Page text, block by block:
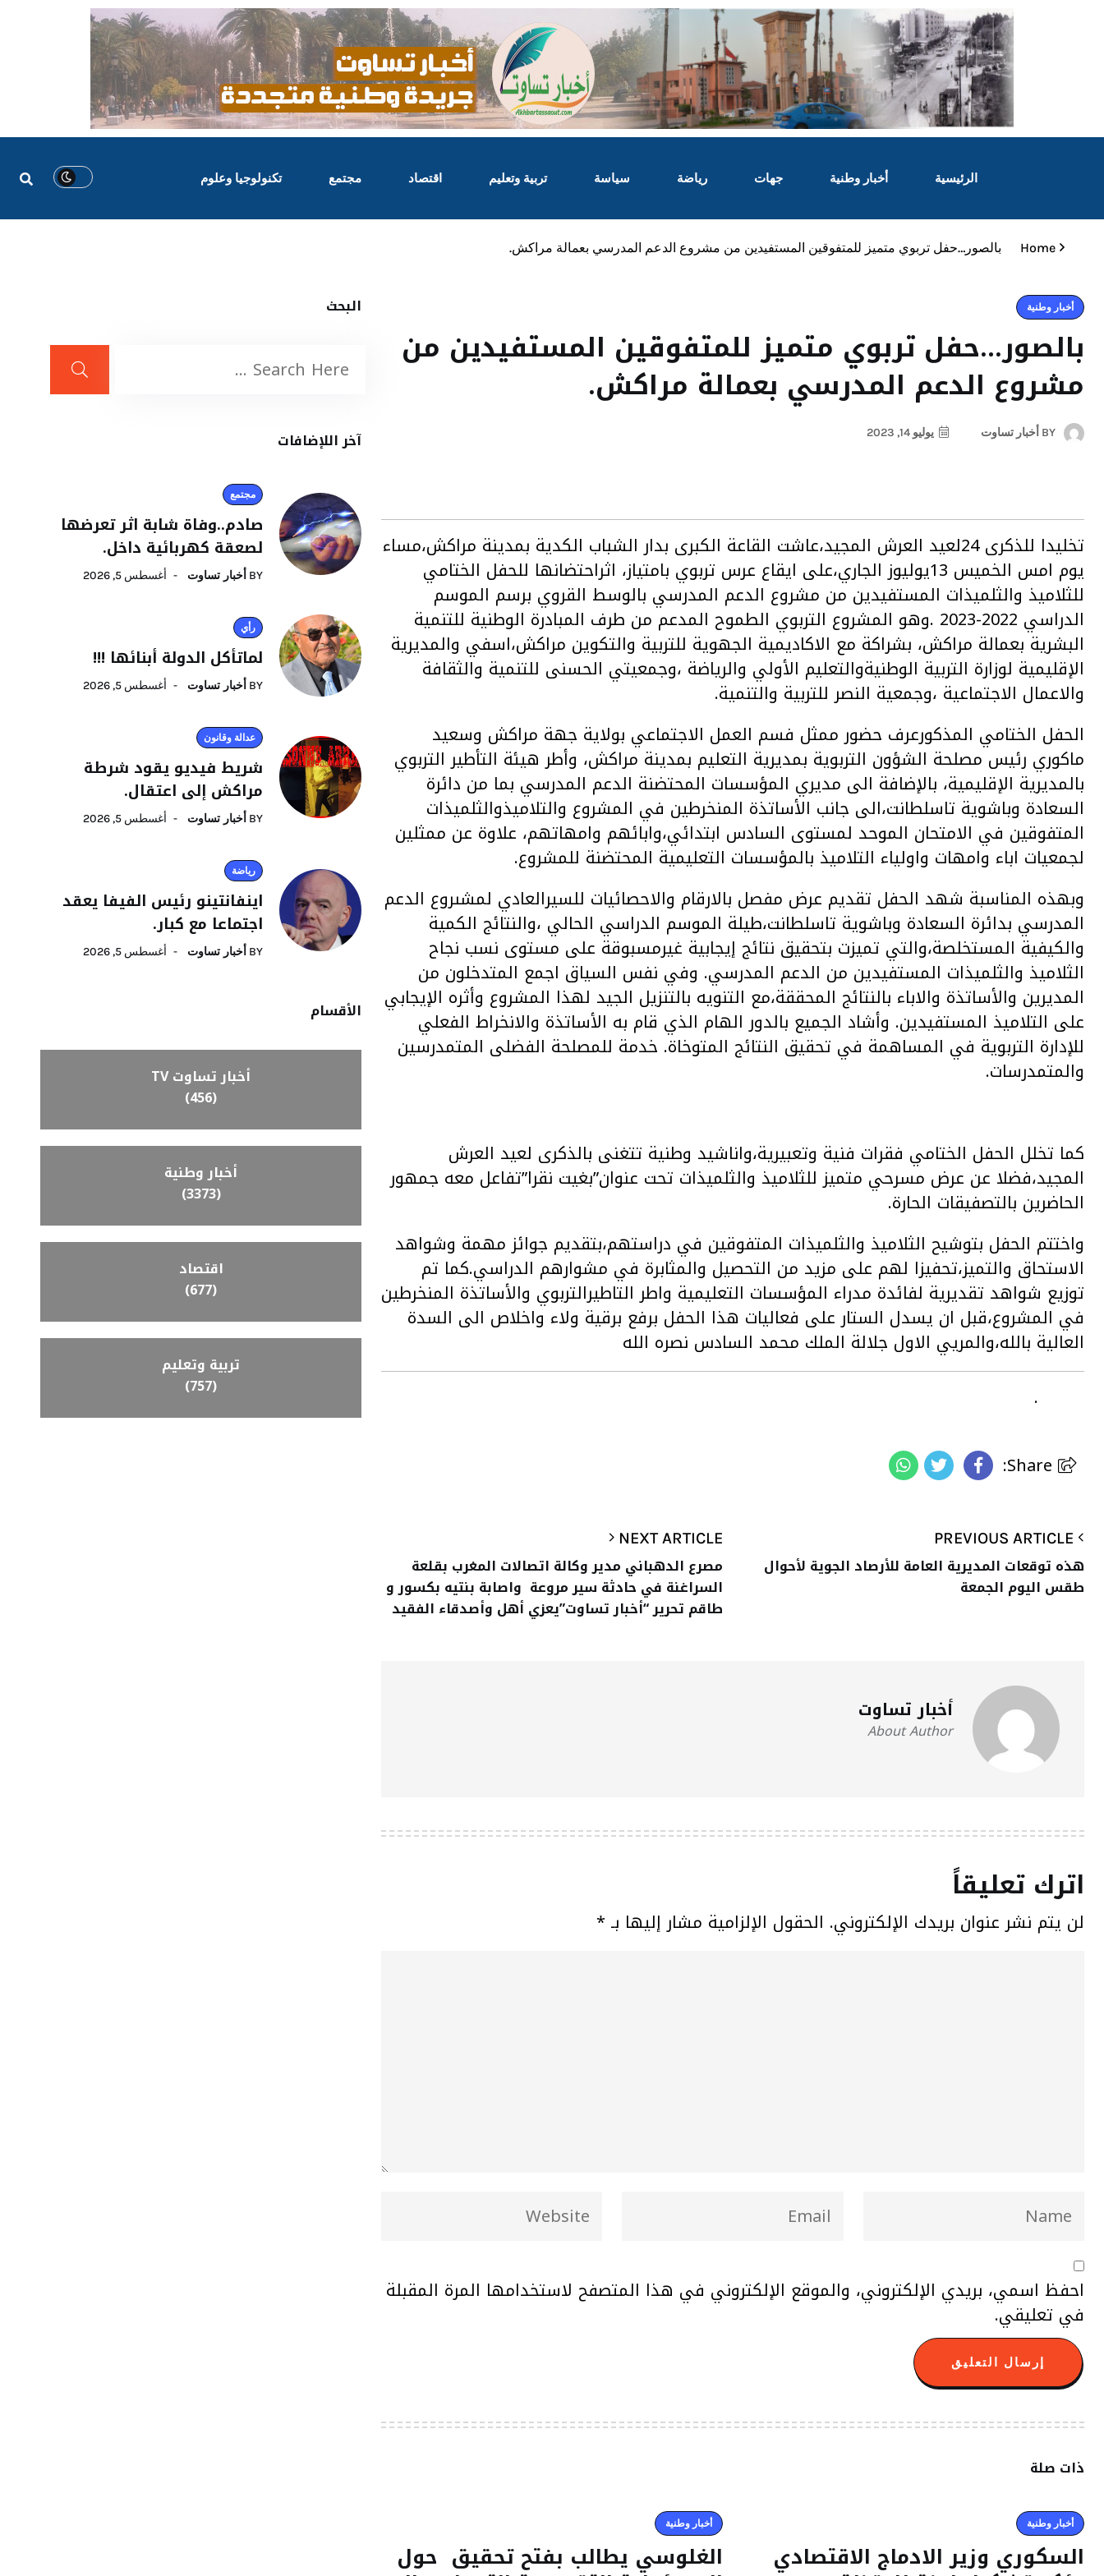
الرئيسية أخبار وطنية جهات رياضة سياسة تربية وتعليم اقتصاد مجتمع تكنولوجيا وعلوم
Home بالصور…حفل تربوي متميز للمتفوقين المستفيدين من مشروع الدعم المدرسي بعمالة مراكش.
أخبار وطنية
بالصور…حفل تربوي متميز للمتفوقين المستفيدين من
مشروع الدعم المدرسي بعمالة مراكش.
BY أخبار تساوت يوليو 14, 2023
تخليدا للذكرى 24لعيد العرش المجيد،عاشت القاعة الكبرى بدار الشباب الكدية بمدينة مراكش،مساء
يوم امس الخميس 13يوليوز الجاري،على ايقاع عرس تربوي بامتياز، اثراحتضانها للحفل الختامي
للثلاميذ والثلميذات المستفيدين من مشروع الدعم المدرسي بالوسط القروي برسم الموسم
الدراسي 2022-2023 .وهو المشروع التربوي الطموح المدعم من طرف المبادرة الوطنية للتنمية
البشرية بعمالة مراكش، بشراكة مع الاكاديمية الجهوية للتربية والتكوين مراكش،اسفي والمديرية
الإقليمية لوزارة التربية الوطنيةوالتعليم الأولي والرياضة ،وجمعيتي الحسنى للتنمية والثقافة
والاعمال الاجتماعية ،وجمعية النصر للتربية والتنمية.
الحفل الختامي المذكورعرف حضور ممثل فسم العمل الاجتماعي بولاية جهة مراكش وسعيد
ماكوري رئيس مصلحة الشؤون التربوية بمديرية التعليم بمدينة مراكش، وأطر هيئة التأطير التربوي
بالمديرية الإقليمية، بالإضافة الى مديري المؤسسات المحتضنة الدعم المدرسي بما من دائرة
السعادة وباشوية تاسلطانت،الى جانب الأساتذة المنخرطين في المشروع والتلاميذوالثلميذات
المتفوقين في الامتحان الموحد لمستوى السادس ابتدائي،وابائهم وامهاتهم، علاوة عن ممثلين
لجمعيات اباء وامهات واولياء التلاميذ بالمؤسسات التعليمية المحتضنة للمشروع.
وبهذه المناسبة شهد الحفل تقديم عرض مفصل بالارقام والاحصائيات للسيرالعادي لمشىروع الدعم
المدرسي بدائرة السعادة وباشوية تاسلطانت،طيلة الموسم الدراسي الحالي ،والنتائج الكمية
والكيفية المستخلصة،والتي تميزت بتحقيق نتائج إيجابية غيرمسبوقة على مستوى نسب نجاح
الثلاميذ والثلميذات المستفيدين من الدعم المدرسي. وفي نفس السياق اجمع المتدخلون من
المديرين والأساتذة والاباء بالنتائج المحققة،مع التنويه بالتنزيل الجيد لهذا المشروع وأثره الإيجابي
على التلاميذ المستفيدين. وأشاد الجميع بالدور الهام الذي قام به الأساتذة والانخراط الفعلي
للإدارة التربوية في المساهمة في تحقيق النتائج المتوخاة. خدمة للمصلحة الفضلى المتمدرسين
والمتمدرسات.
كما تخلل الحفل الختامي فقرات فنية وتعبيرية،واناشيد وطنية تتغنى بالذكرى لعيد العرش
المجيد،فضلا عن عرض مسرحي متميز للثلاميذ والثلميذات تحت عنوان”بغيت نقرا”تفاعل معه جمهور
الحاضرين بالتصفيقات الحارة.
واختتم الحفل بتوشيح الثلاميذ والثلميذات المتفوقين في دراستهم،بتقديم جوائز مهمة وشواهد
الاستحاق والتميز،تحفيزا لهم على مزيد من التحصيل والمثابرة في مشوارهم الدراسي.كما تم
توزيع شواهد تقديرية لفائدة مدراء المؤسسات التعليمية واطر التاطيرالتربوي والأساتذة المنخرطين
في المشروع،قبل ان يسدل الستار على فعاليات هذا الحفل برفع برقية ولاء واخلاص الى السدة
العالية بالله،والمريي الاول جلالة الملك محمد السادس نصره الله
.
هذه توقعات المديرية العامة للأرصاد الجوية لأحوال
طقس اليوم الجمعة
NEXT ARTICLE
مصرع الدهباني مدير وكالة اتصالات المغرب بقلعة
السراغنة في حادثة سير مروعة واصابة بنتيه بكسور و
طاقم تحرير “أخبار تساوت”يعزي أهل وأصدقاء الفقيد
أخبار تساوت
About Author
اترك تعليقاً
لن يتم نشر عنوان بريدك الإلكتروني. الحقول الإلزامية مشار إليها بـ *
احفظ اسمي، بريدي الإلكتروني، والموقع الإلكتروني في هذا المتصفح لاستخدامها المرة المقبلة
في تعليقي.
ذات صلة
أخبار وطنية
السكوري وزير الادماج الاقتصادي
أخبار وطنية
الغلوسي يطالب بفتح تحقيق حول
البحث
آخر اللإضافات
مجتمع
صادم..وفاة شابة اثر تعرضها
لصعقة كهربائية داخل.
BY أخبار تساوت أغسطس 5, 2026
رأي
لماتأكل الدولة أبنائها !!!
BY أخبار تساوت أغسطس 5, 2026
عدالة وقانون
شريط فيديو يقود شرطة
مراكش إلى اعتقال.
BY أخبار تساوت أغسطس 5, 2026
رياضة
اينفانتينو رئيس الفيفا يعقد
اجتماعا مع كبار.
BY أخبار تساوت أغسطس 5, 2026
الأقسام
أخبار تساوت TV
(456)
أخبار وطنية
(3373)
اقتصاد
(677)
تربية وتعليم
(757)